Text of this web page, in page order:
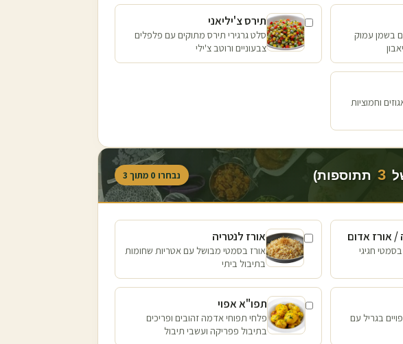
בשמן עמוק
תירס צ'יליאני
סלט גרגירי תירס מתוקים עם פלפלים
צבעוניים ורוטב צ'ילי
וחמוציות
3 תתוספות) נבחרו 0 מתוך 3
/ אורז אדום
חגיגי
אורז לנטריה
אורז בסמטי מבושל עם אטריות שחומות
בתיבול ביתי
בגריל עם
תפו"א אפוי
פלחי תפוחי אדמה זהובים ופריכים
בתיבול פפריקה ועשבי תיבול